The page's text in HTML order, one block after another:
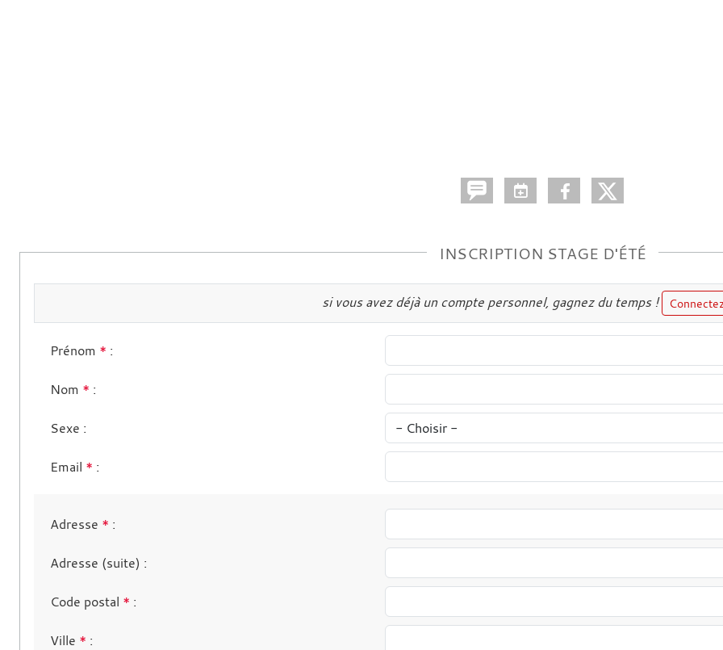
INSCRIPTION STAGE D'ÉTÉ
si vous avez déjà un compte personnel, gagnez du temps !
Prénom * :
Nom * :
Sexe :
Email * :
Adresse * :
Adresse (suite) :
Code postal * :
Ville * :